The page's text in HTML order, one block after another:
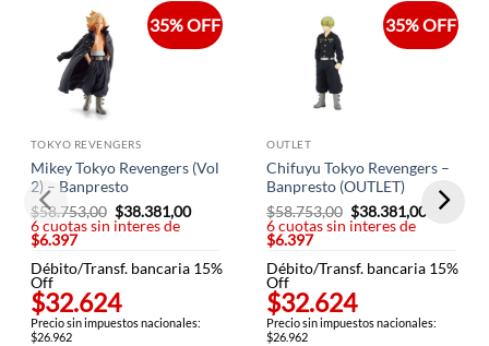
35% OFF
TOKYO REVENGERS
Mikey Tokyo Revengers (Vol
2) – Banpresto
$58.753,00 El
precio
$58.753,00.
$38.381,00El
$38.381,00.
6 cuotas sin interes de
$6.397
Débito/Transf. bancaria 15%
Off
$32.624
Precio sin impuestos nacionales:
$26.962
35% OFF
OUTLET
Chifuyu Tokyo Revengers –
Banpresto (OUTLET)
$58.753,00 El
precio
$58.753,00.
$38.381,00 El
6 cuotas sin interes de
$6.397
Débito/Transf. bancaria 15%
Off
$32.624
Precio sin impuestos nacionales:
$26.962